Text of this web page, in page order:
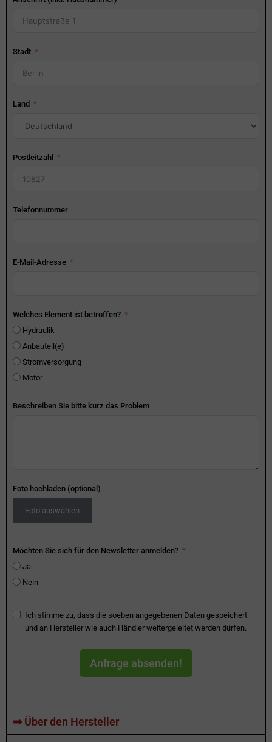
Stadt
Land
Postleitzahl
Telefonnummer
E-Mail-Adresse
Welches Element ist betroffen?
Hydraulik
Anbauteil(e)
Stromversorgung
Motor
Beschreiben Sie bitte kurz das Problem
Foto hochladen (optional)
Foto auswählen
Möchten Sie sich für den Newsletter anmelden?
Ja
Nein
Ich stimme zu, dass die soeben angegebenen Daten gespeichert
und an Hersteller wie auch Händler weitergeleitet werden dürfen.
Anfrage absenden!
➡ Über den Hersteller